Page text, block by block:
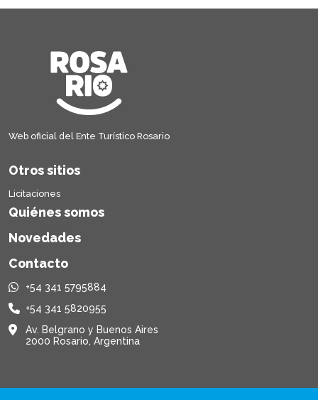
Web oficial del Ente Turístico Rosario
Otros sitios
Licitaciones
Quiénes somos
Novedades
Contacto
+54 341 5795884
+54 341 5820955
Av. Belgrano y Buenos Aires
2000 Rosario, Argentina